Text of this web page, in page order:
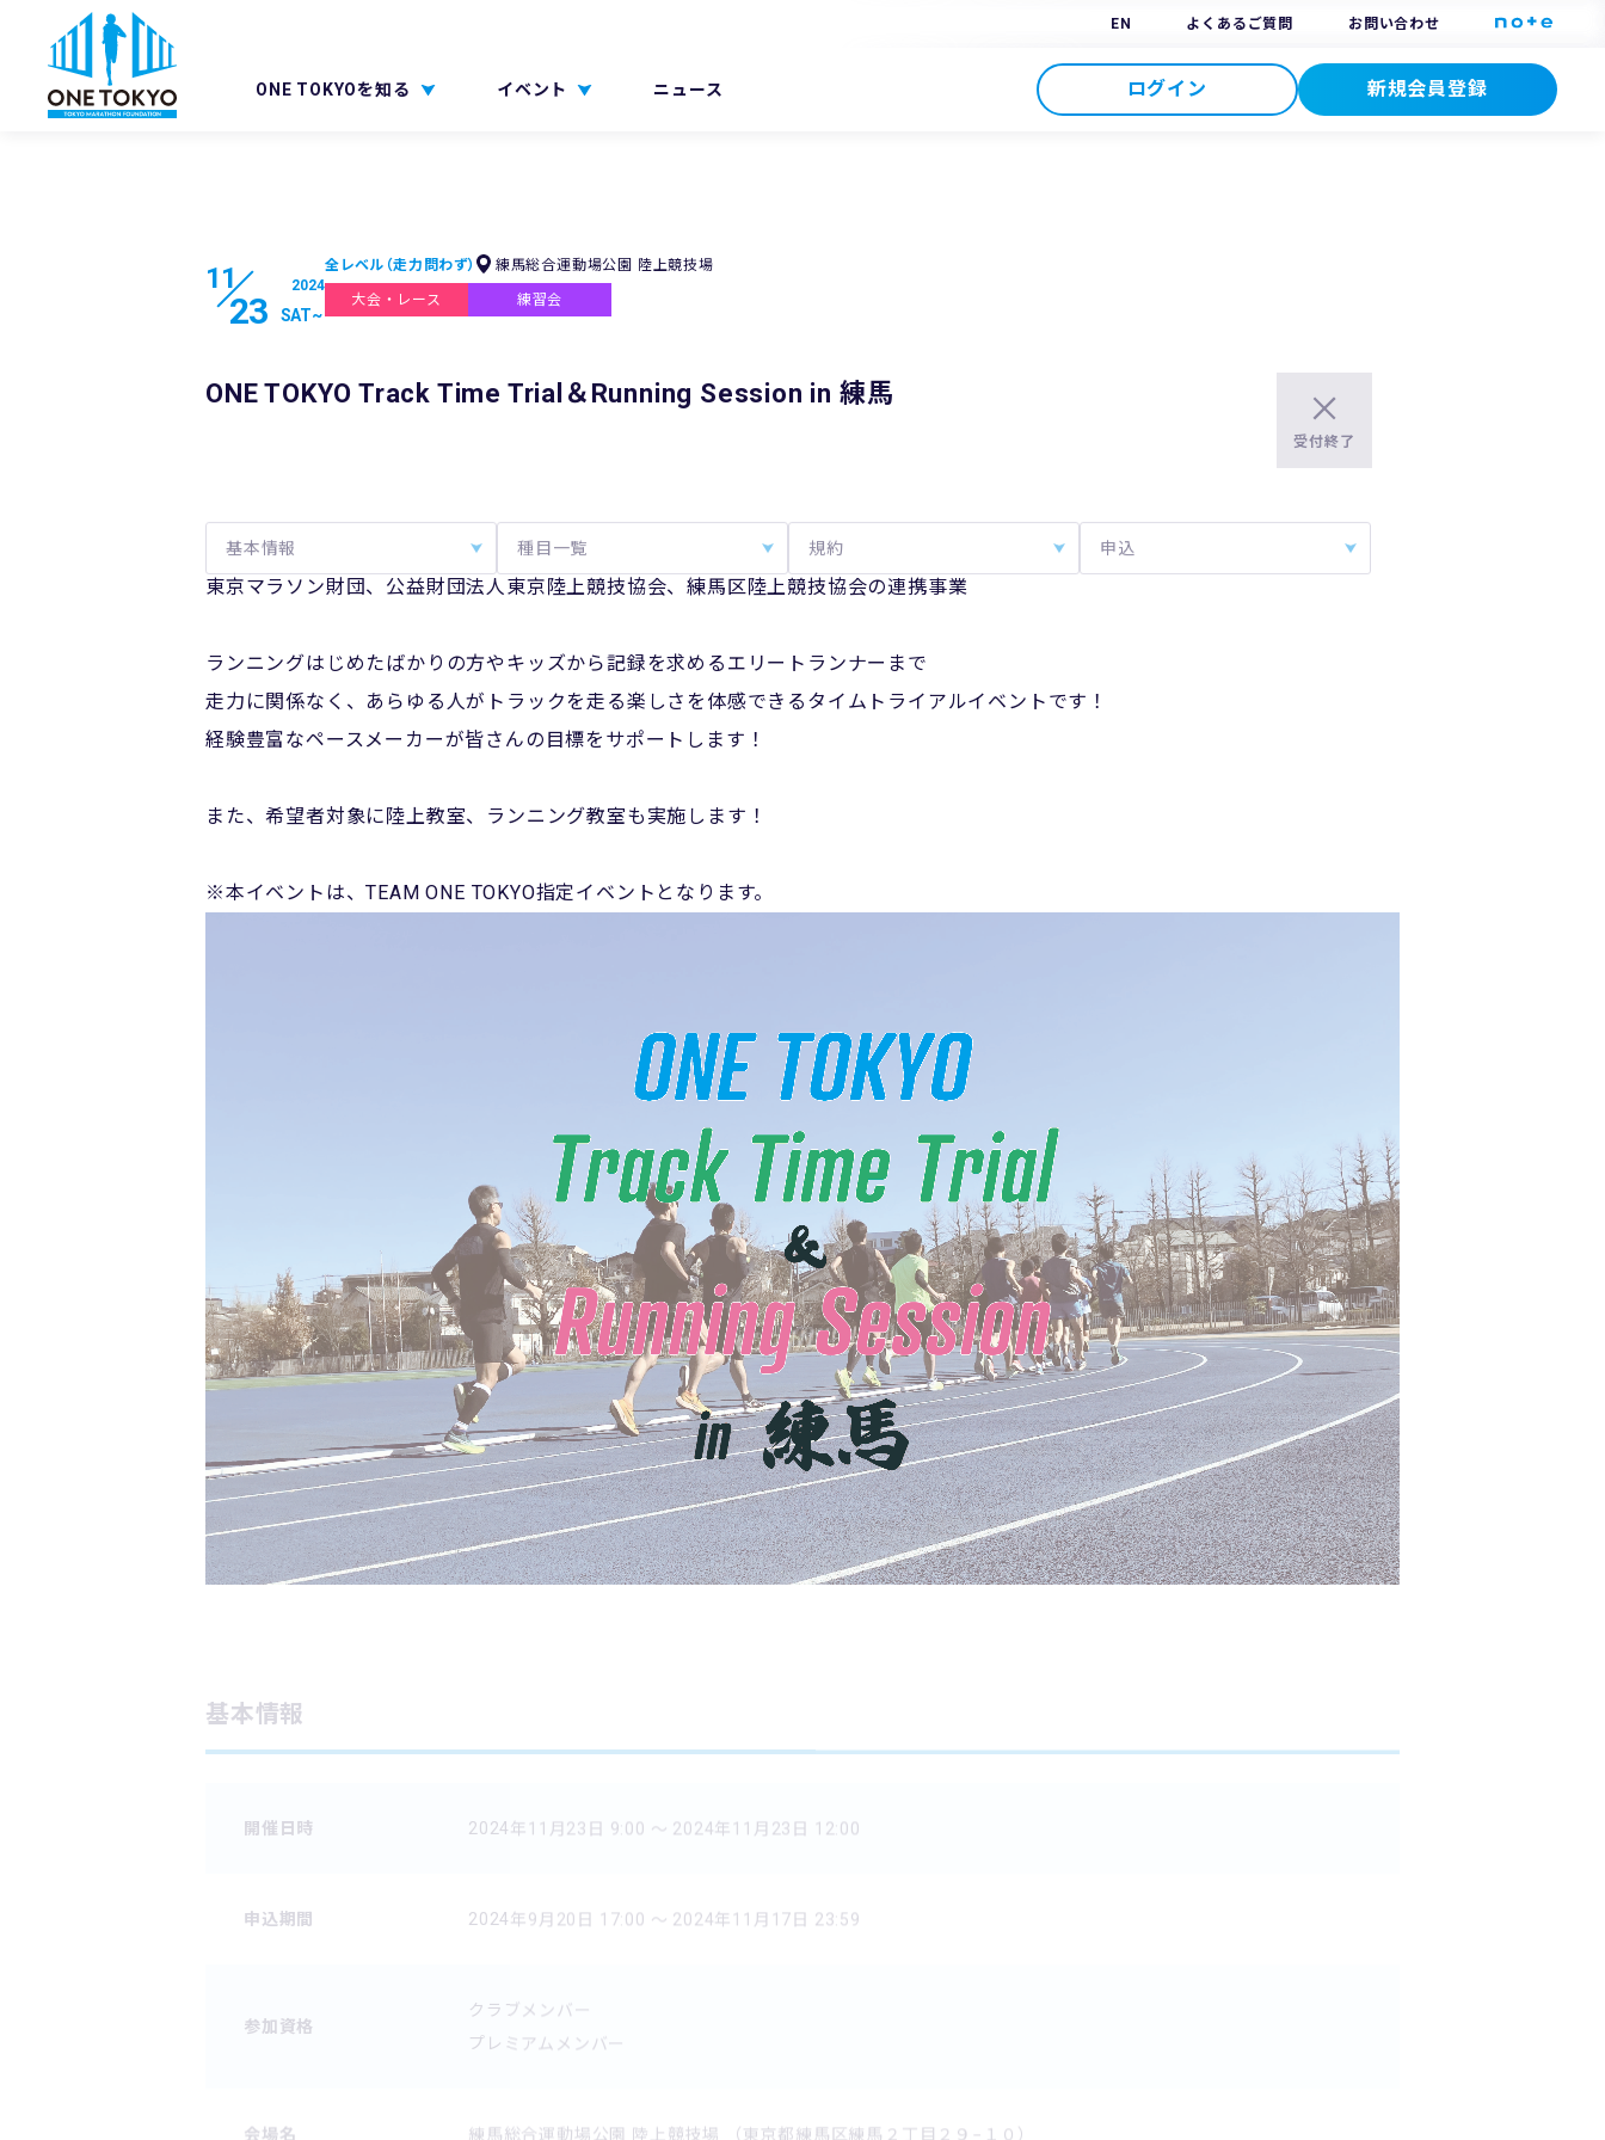
EN よくあるご質問 お問い合わせ
ONE TOKYOを知る イベント ニュース ログイン 新規会員登録
11
23
2024
SAT~
全レベル（走力問わず） 練馬総合運動場公園 陸上競技場
大会・レース 練習会
ONE TOKYO Track Time Trial＆Running Session in 練馬
受付終了
基本情報 種目一覧 規約 申込
東京マラソン財団、公益財団法人東京陸上競技協会、練馬区陸上競技協会の連携事業
ランニングはじめたばかりの方やキッズから記録を求めるエリートランナーまで
走力に関係なく、あらゆる人がトラックを走る楽しさを体感できるタイムトライアルイベントです！
経験豊富なペースメーカーが皆さんの目標をサポートします！
また、希望者対象に陸上教室、ランニング教室も実施します！
※本イベントは、TEAM ONE TOKYO指定イベントとなります。
基本情報
開催日時 2024年11月23日 9:00 〜 2024年11月23日 12:00
申込期間 2024年9月20日 17:00 〜 2024年11月17日 23:59
参加資格
クラブメンバー
プレミアムメンバー
会場名 練馬総合運動場公園 陸上競技場 （東京都練馬区練馬２丁目２９−１０）